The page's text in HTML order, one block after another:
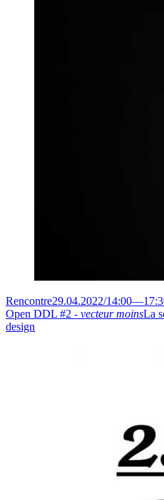
Rencontre29.04.2022/14:00—
Open DDL #2 - vecteur moinsLa
design